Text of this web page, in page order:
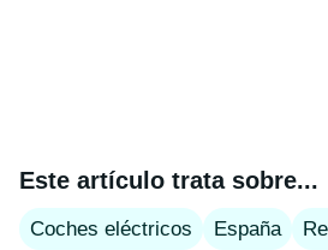
Este artículo trata sobre...
Coches eléctricos España